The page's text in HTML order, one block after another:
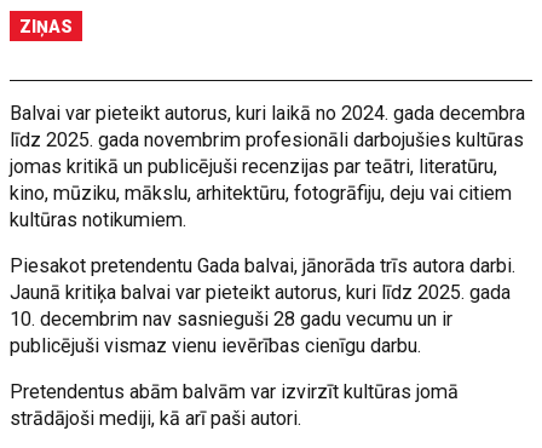
ZIŅAS
Balvai var pieteikt autorus, kuri laikā no 2024. gada decembra
līdz 2025. gada novembrim profesionāli darbojušies kultūras
jomas kritikā un publicējuši recenzijas par teātri, literatūru,
kino, mūziku, mākslu, arhitektūru, fotogrāfiju, deju vai citiem
kultūras notikumiem.
Piesakot pretendentu Gada balvai, jānorāda trīs autora darbi.
Jaunā kritiķa balvai var pieteikt autorus, kuri līdz 2025. gada
10. decembrim nav sasnieguši 28 gadu vecumu un ir
publicējuši vismaz vienu ievērības cienīgu darbu.
Pretendentus abām balvām var izvirzīt kultūras jomā
strādājoši mediji, kā arī paši autori.